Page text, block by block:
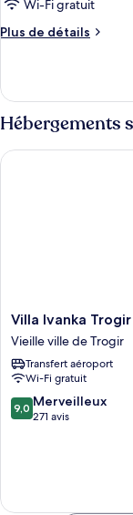
Wi-Fi gratuit
Plus de détails
Plus
le
type
de
Chambre
Hébergements
Villa
Ivanka
Trogir
Vieille
ville
de
Trogir
Villa Ivanka Trogir
Vieille ville de Trogir
Transfert aéroport
Wi-Fi gratuit
9.0
sur
9,0 Merveilleux
271 avis
Villa Ivanka Trogir